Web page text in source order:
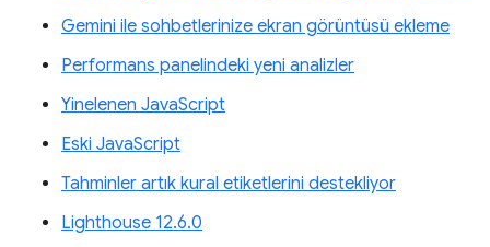
Gemini ile sohbetlerinize ekran görüntüsü ekleme
Performans panelindeki yeni analizler
Yinelenen JavaScript
Eski JavaScript
Tahminler artık kural etiketlerini destekliyor
Lighthouse 12.6.0